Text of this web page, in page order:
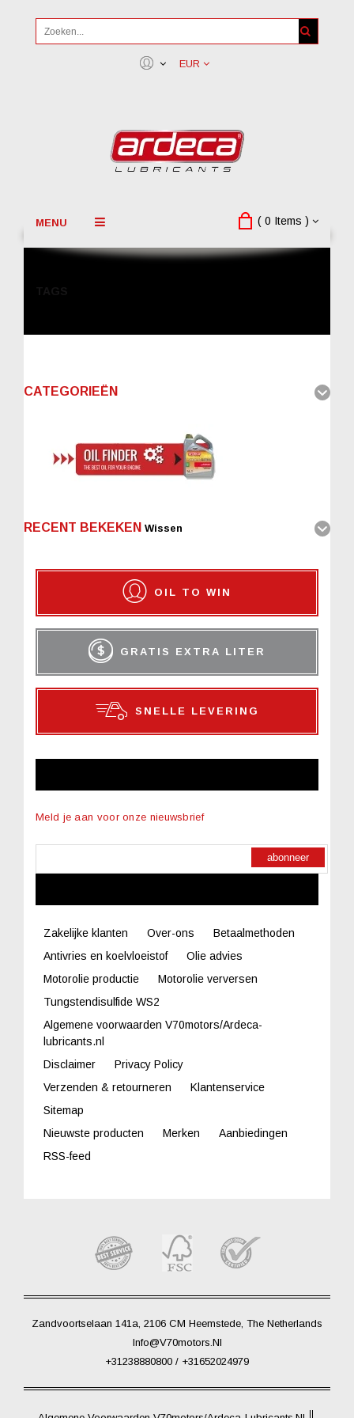
EUR
MENU ( 0 Items )
CATEGORIEËN
RECENT BEKEKEN Wissen
OIL TO WIN
GRATIS EXTRA LITER
SNELLE LEVERING
Meld je aan voor onze nieuwsbrief
abonneer
Zakelijke klanten Over-ons
Betaalmethoden
Antivries en koelvloeistof
Olie advies
Motorolie productie
Motorolie verversen
Tungstendisulfide WS2
Algemene voorwaarden V70motors/Ardeca-
lubricants.nl
Disclaimer
Privacy Policy
Verzenden & retourneren
Klantenservice
Sitemap
Nieuwste producten
Merken
Aanbiedingen
RSS-feed
Zandvoortselaan 141a, 2106 CM Heemstede, The Netherlands
Info@V70motors.nl
+31238880800 / +31652024979